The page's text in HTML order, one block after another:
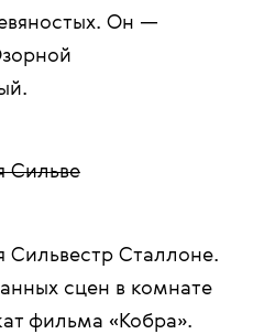
Он —
Сильве
Сильвестр Сталлоне.
сцен в комнате
фильма «Кобра».